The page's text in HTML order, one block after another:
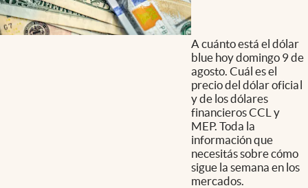
A cuánto está el dólar
blue hoy domingo 9 de
agosto. Cuál es el
precio del dólar oficial
y de los dólares
financieros CCL y
MEP. Toda la
información que
necesitás sobre cómo
sigue la semana en los
mercados.